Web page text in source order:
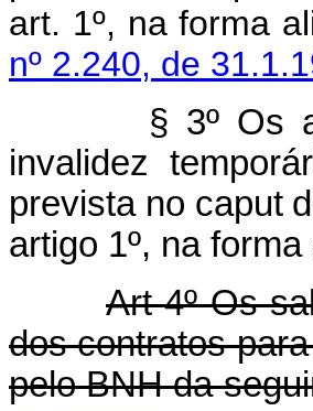
art. 1º, na forma
nº 2.240, de
§ 3º Os
invalidez
prevista no caput
artigo 1º, na
Art 4º Os
dos contratos
pelo BNH da